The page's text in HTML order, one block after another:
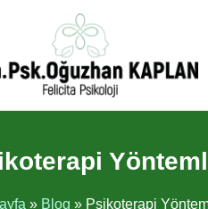
» Blog » Psikoterapi